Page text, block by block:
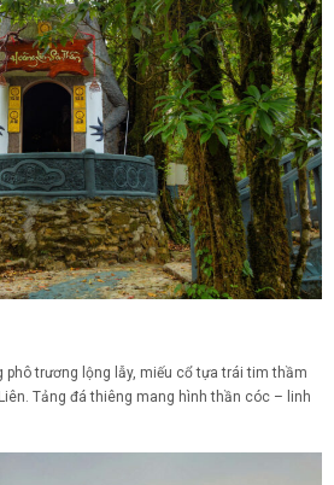
phô trương lộng lẫy, miếu cổ tựa trái tim thầm
Tảng đá thiêng mang hình thần cóc – linh